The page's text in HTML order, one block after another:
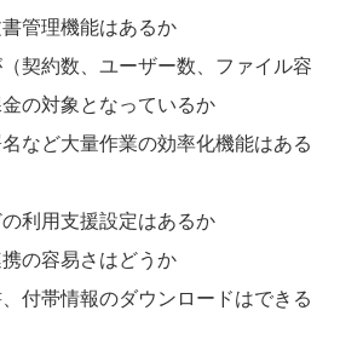
管理機能はあるか
契約数、ユーザー数、ファイル容
の対象となっているか
など大量作業の効率化機能はある
利用支援設定はあるか
の容易さはどうか
付帯情報のダウンロードはできる